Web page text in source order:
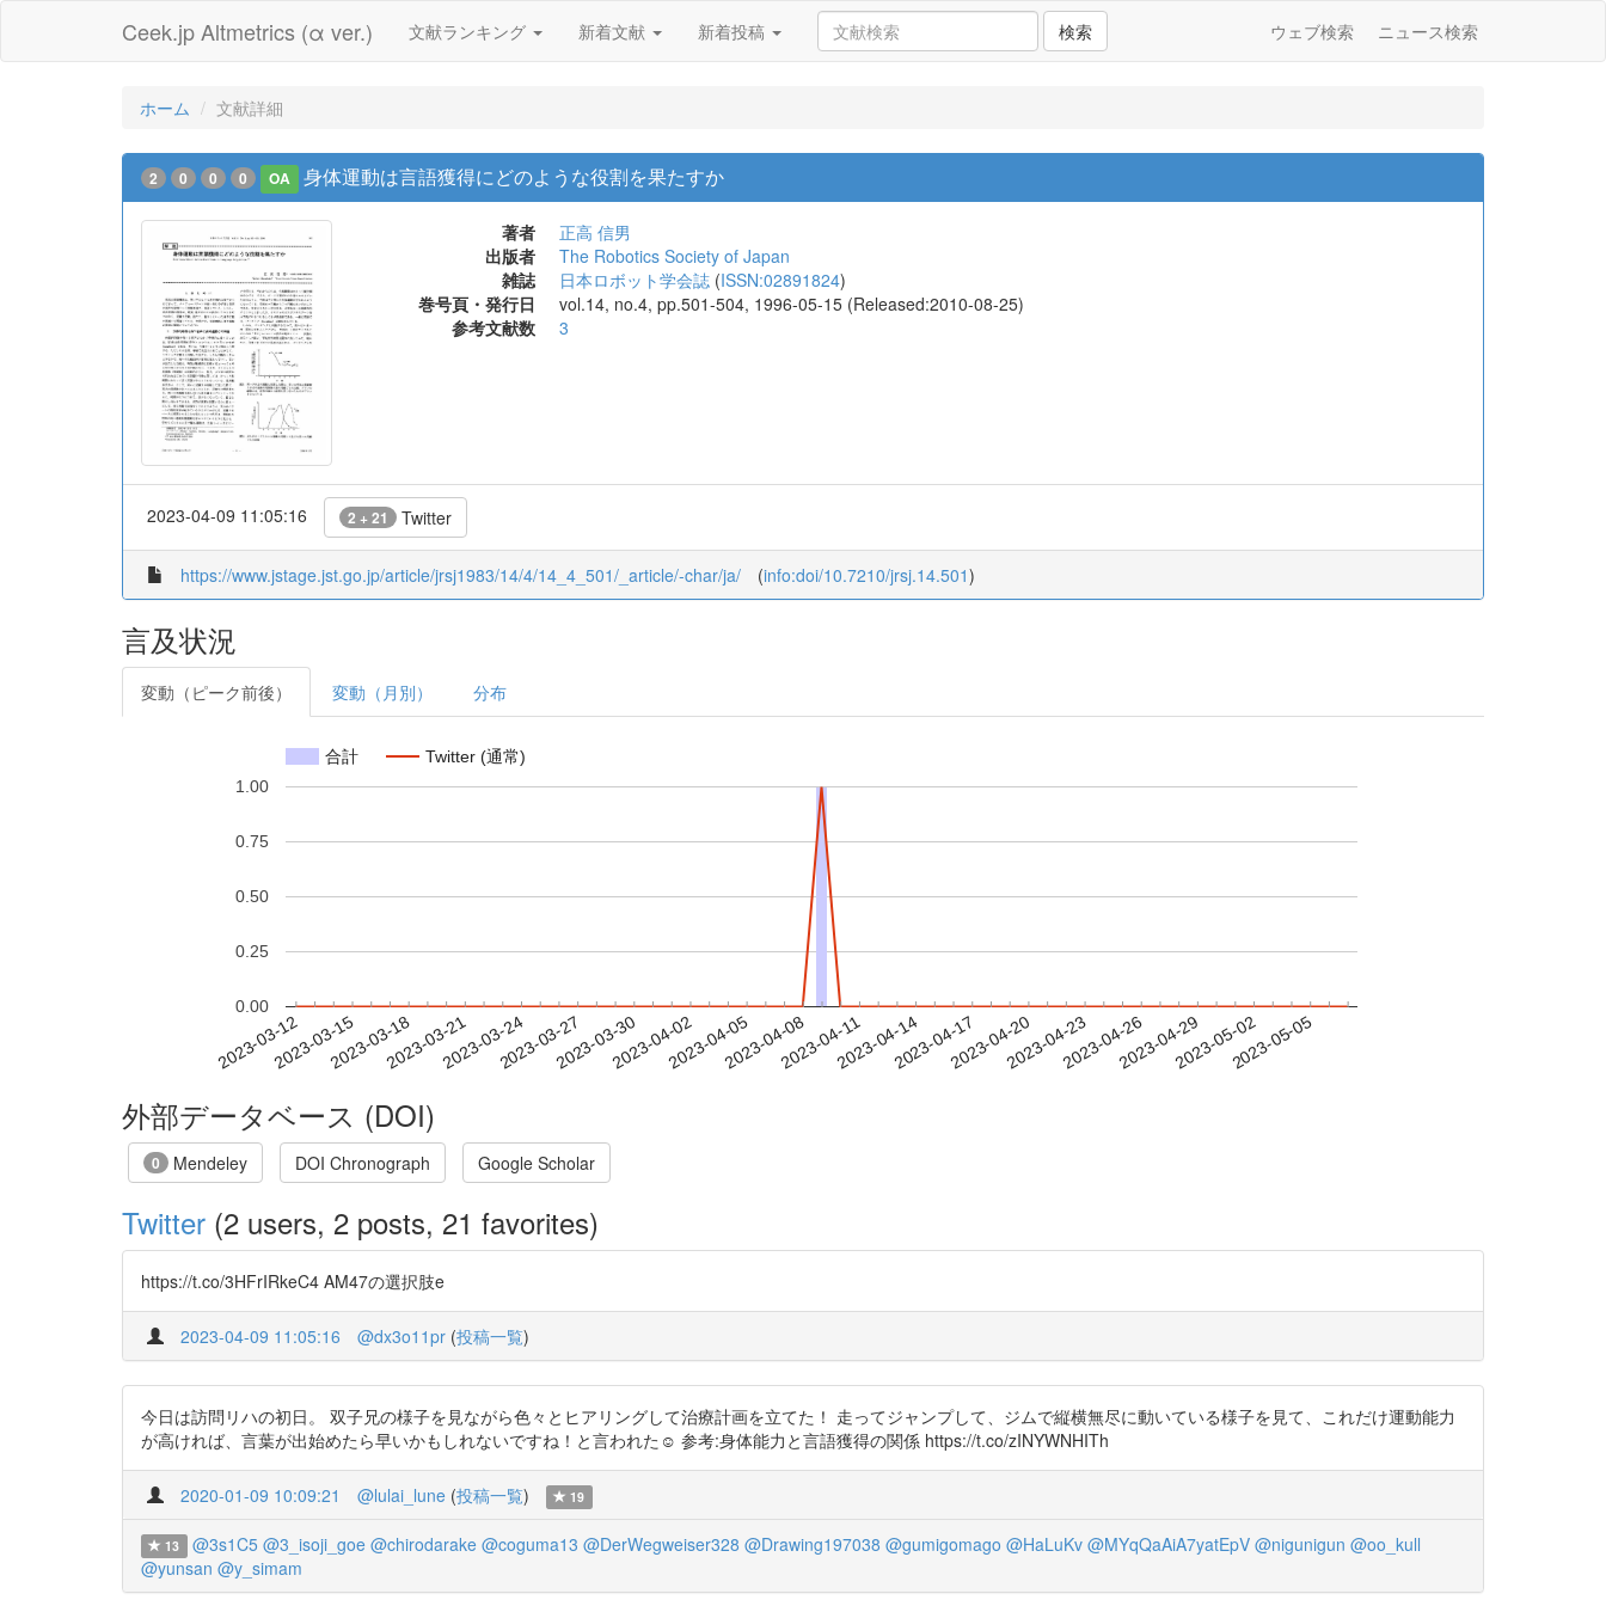
Ceek.jp Altmetrics (α ver.) 文献ランキング 新着文献 新着投稿 検索 ウェブ検索 ニュース検索
ホーム 文献詳細
2 0 0 0 OA 身体運動は言語獲得にどのような役割を果たすか
著者
正高 信男
出版者
The Robotics Society of Japan
雑誌
日本ロボット学会誌 (ISSN:02891824)
巻号頁・発行日
vol.14, no.4, pp.501-504, 1996-05-15 (Released:2010-08-25)
参考文献数
3
2023-04-09 11:05:16 2 + 21 Twitter
https://www.jstage.jst.go.jp/article/jrsj1983/14/4/14_4_501/_article/-char/ja/ (info:doi/10.7210/jrsj.14.501)
言及状況
変動（ピーク前後） 変動（月別） 分布
合計 Twitter (通常)
2023-03-122023-03-152023-03-182023-03-212023-03-242023-03-272023-03-302023-04-022023-04-052023-04-082023-04-112023-04-142023-04-172023-04-202023-04-232023-04-262023-04-292023-05-022023-05-05
0.00
0.25
0.50
0.75
1.00
外部データベース (DOI)
0 Mendeley DOI Chronograph Google Scholar
Twitter (2 users, 2 posts, 21 favorites)
https://t.co/3HFrIRkeC4 AM47の選択肢e
2023-04-09 11:05:16 @dx3o11pr (投稿一覧)
今日は訪問リハの初日。 双子兄の様子を見ながら色々とヒアリングして治療計画を立てた！ 走ってジャンプして、ジムで縦横無尽に動いている様子を見て、これだけ運動能力
が高ければ、言葉が出始めたら早いかもしれないですね！と言われた☺️ 参考:身体能力と言語獲得の関係 https://t.co/zINYWNHITh
2020-01-09 10:09:21 @lulai_lune (投稿一覧) 19
13 @3s1C5 @3_isoji_goe @chirodarake @coguma13 @DerWegweiser328 @Drawing197038 @gumigomago @HaLuKv @MYqQaAiA7yatEpV @nigunigun @oo_kull
@yunsan @y_simam